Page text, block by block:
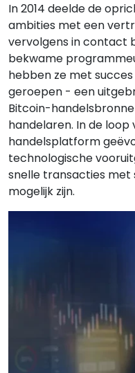
In 2014 deelde de
ambities met een
vervolgens in contact
bekwame
hebben ze met
geroepen - een
Bitcoin-
handelaren. In de loop
handelsplatform
technologische
snelle transacties met
mogelijk zijn.